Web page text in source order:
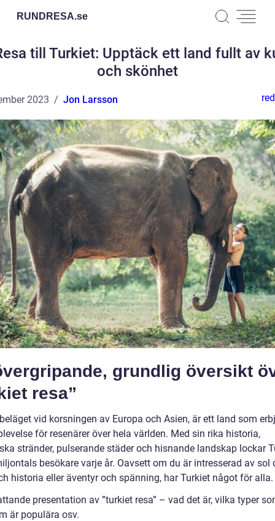
RUNDRESA.se
till Turkiet: Upptäck ett land fullt av
och skönhet
2023 Jon Larsson
grundlig översikt
resa”
vid korsningen av Europa och Asien, är ett land som
för resenärer över hela världen. Med sin rika historia,
stränder, pulserande städer och hisnande landskap lockar
besökare varje år. Oavsett om du är intresserad av sol
historia eller äventyr och spänning, har Turkiet något för alla.
presentation av ”turkiet resa” – vad det är, vilka typer
är populära osv.